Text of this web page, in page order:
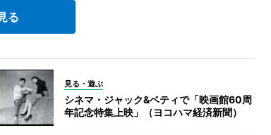
る
見る・遊ぶ
シネマ・ジャック&ベティで「映画館60周
年記念特集上映」（ヨコハマ経済新聞）